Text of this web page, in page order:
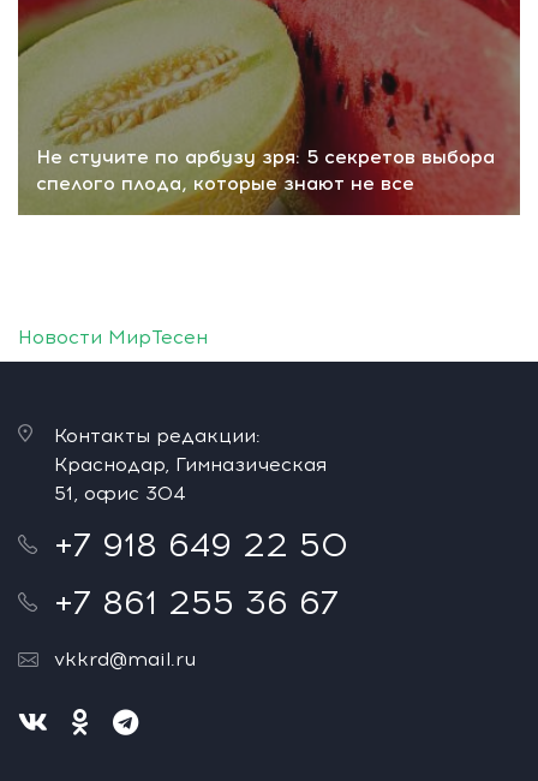
Не стучите по арбузу зря: 5 секретов выбора
спелого плода, которые знают не все
Новости МирТесен
Контакты редакции:
Краснодар, Гимназическая
51, офис 304
+7 918 649 22 50
+7 861 255 36 67
vkkrd@mail.ru